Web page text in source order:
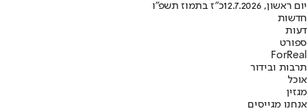
יום ראשון, 12.7.2026
כ"ז בתמוז תשפ"ו
חדשות
דעות
ספורט
ForReal
תרבות ובידור
אוכל
מגזין
אנחנו מגייסים